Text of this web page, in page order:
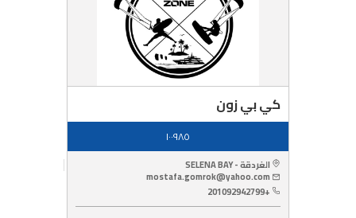
كي بي زون
١٠٠٩٨٥
الغردقة - SELENA BAY
mostafa.gomrok@yahoo.com
+201092942799